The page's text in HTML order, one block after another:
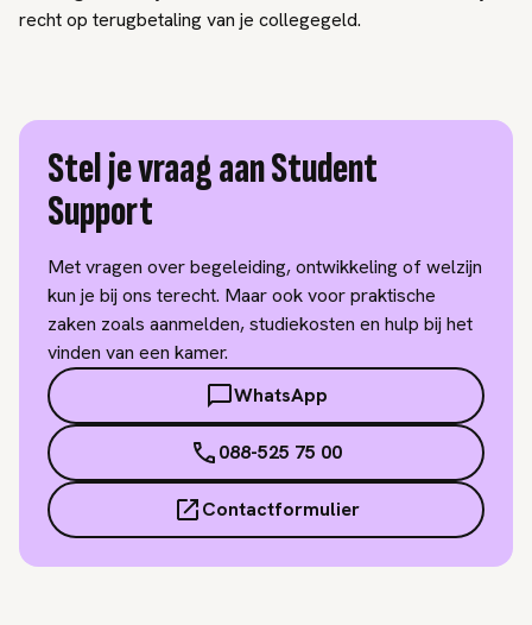
recht op terugbetaling van je collegegeld.
Stel je vraag aan Student
Support
Met vragen over begeleiding, ontwikkeling of welzijn
kun je bij ons terecht. Maar ook voor praktische
zaken zoals aanmelden, studiekosten en hulp bij het
vinden van een kamer.
WhatsApp
088-525 75 00
Contactformulier